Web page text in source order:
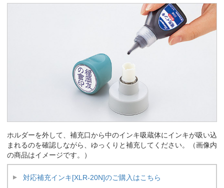
ホルダーを外して、補充口から中のインキ吸蔵体にインキが吸い込
まれるのを確認しながら、ゆっくりと補充してください。（画像内
の商品はイメージです。）
対応補充インキ[XLR-20N]のご購入はこちら